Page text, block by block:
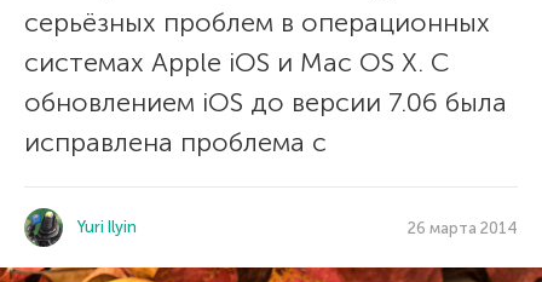
серьёзных проблем в операционных
системах Apple iOS и Mac OS X. С
обновлением iOS до версии 7.06 была
исправлена проблема с
Yuri Ilyin 26 марта 2014